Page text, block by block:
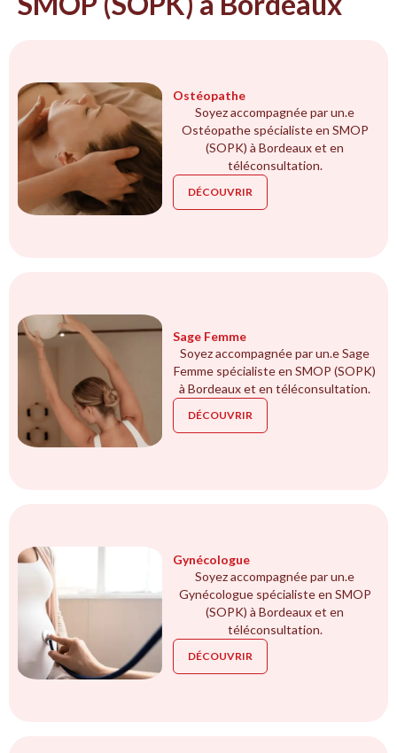
Ostéopathe
Soyez accompagnée par un.e
Ostéopathe spécialiste en SMOP
(SOPK) à Bordeaux et en
téléconsultation.
DÉCOUVRIR
Sage Femme
Soyez accompagnée par un.e Sage
Femme spécialiste en SMOP (SOPK)
à Bordeaux et en téléconsultation.
DÉCOUVRIR
Gynécologue
Soyez accompagnée par un.e
Gynécologue spécialiste en SMOP
(SOPK) à Bordeaux et en
téléconsultation.
DÉCOUVRIR